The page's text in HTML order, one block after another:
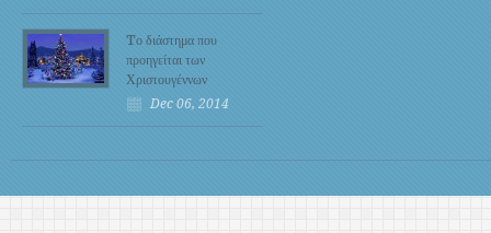
Tο διάστημα που
προηγείται των
Χριστουγέννων
Dec 06, 2014